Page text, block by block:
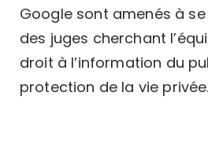
Google sont amenés à
des juges cherchant
droit à l’information du
protection de la vie privée.